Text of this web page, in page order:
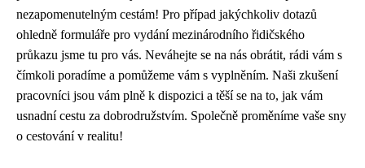
nezapomenutelným cestám! Pro případ jakýchkoliv dotazů
ohledně formuláře pro vydání mezinárodního řidičského
průkazu jsme tu pro vás. Neváhejte se na nás obrátit, rádi vám s
čímkoli poradíme a pomůžeme vám s vyplněním. Naši zkušení
pracovníci jsou vám plně k dispozici a těší se na to, jak vám
usnadní cestu za dobrodružstvím. Společně proměníme vaše sny
o cestování v realitu!